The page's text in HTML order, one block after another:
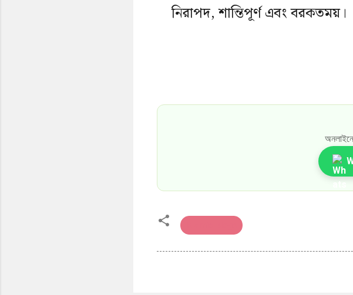
নিরাপদ, শান্তিপূর্ণ এবং বরকতময়।